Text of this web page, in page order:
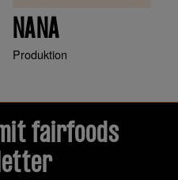
NANA
Produktion
fairfoods